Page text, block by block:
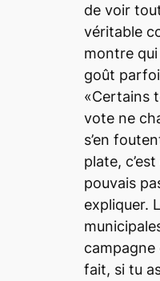
de voir
véritable
montre qui
goût
«Certains
vote ne
s’en
plate,
pouvais
expliquer.
campagne
fait, si tu